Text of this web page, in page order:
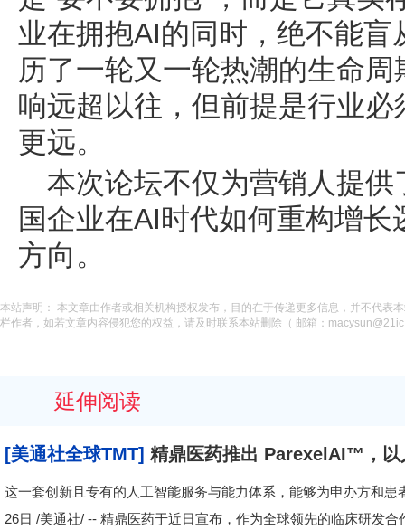
业在拥抱AI的同时，绝不能
历了一轮又一轮热潮的生命
响远超以往，但前提是行业
更远。
本次论坛不仅为营销人提
国企业在AI时代如何重构增
方向。
本站声明： 本文章由作者或相关机构授权发布，目的在于传递更多信息，并不代表
栏作者，如若文章内容侵犯您的权益，请及时联系本站删除（ 邮箱：
延伸阅读
[美通社全球TMT] 精鼎医药推出 ParexelAI™，以
这一套创新且专有的人工智能服务与能力体系，能够为申办方和
26日 /美通社/ -- 精鼎医药于近日宣布，作为全球领先的临床研发